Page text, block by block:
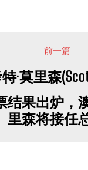
前一篇
结果出炉，
里森将接任